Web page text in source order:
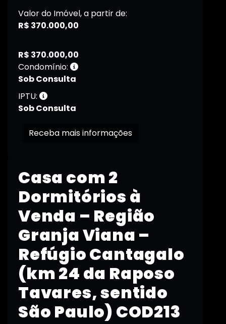
Casa com 2
Dormitórios à
Venda – Região
Granja Viana –
Refúgio Cantagalo
(km 24 da Raposo
Tavares, sentido
São Paulo) COD213
Valor do Imóvel, a partir de:
R$ 370.000,00
R$ 370.000,00
Condomínio:
Sob Consulta
IPTU:
Sob Consulta
Receba mais informações